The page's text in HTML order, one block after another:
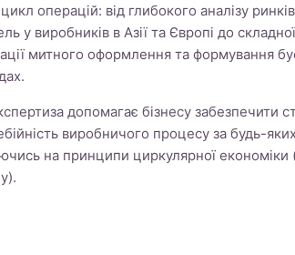
операцій: від глибокого аналізу
у виробників в Азії та Європі до
митного оформлення та формування
допомагає бізнесу забезпечити
виробничого процесу за будь-
на принципи циркулярної